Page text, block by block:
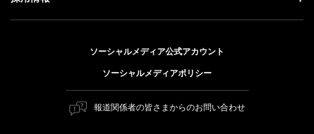
トップメッセージ
ESG方針・体制
マテリアリティ（重要課題）
キャリア採用
障がい者採用
ソーシャルメディア公式アカウント
ソーシャルメディアポリシー
報道関係者の皆さまからのお問い合わせ